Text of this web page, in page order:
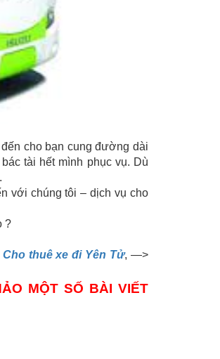
cho bạn cung đường dài
tài hết mình phục vụ. Dù
với chúng tôi – dịch vụ cho
?
Cho thuê xe đi Yên Tử, —>
MỘT SỐ BÀI VIẾT